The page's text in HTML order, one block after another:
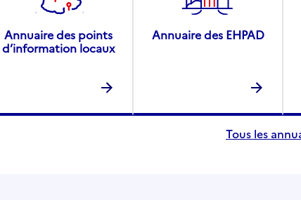
Annuaire des points
d’information locaux
Annuaire des EHPAD
Tous les